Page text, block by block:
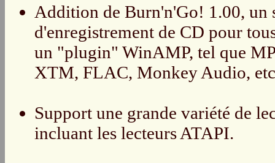
Addition de Burn'n'Go! 1.00, un
d'enregistrement de CD pour
un "plugin" WinAMP, tel que
XTM, FLAC, Monkey Audio,
Support une grande variété de
incluant les lecteurs ATAPI.